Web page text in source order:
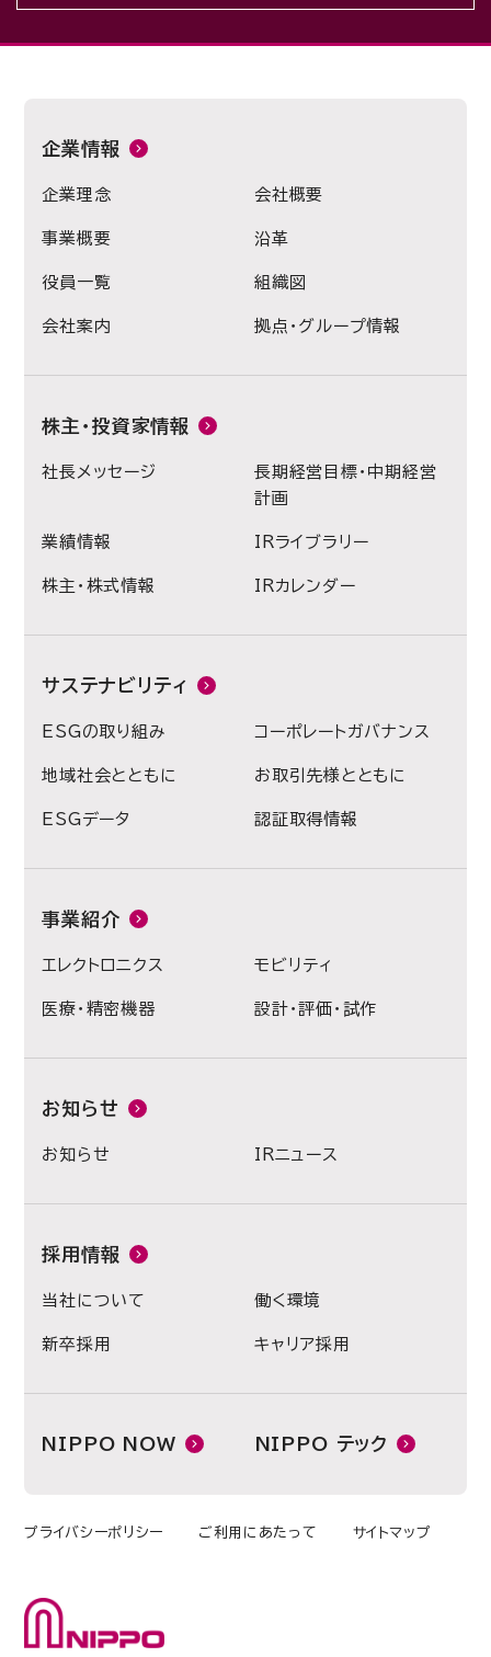
企業情報
企業理念 会社概要
事業概要 沿革
役員一覧 組織図
会社案内 拠点・グループ情報
株主・投資家情報
社長メッセージ
長期経営目標・中期経営
計画
業績情報 IRライブラリー
株主・株式情報 IRカレンダー
サステナビリティ
ESGの取り組み コーポレートガバナンス
地域社会とともに お取引先様とともに
ESGデータ 認証取得情報
事業紹介
エレクトロニクス モビリティ
医療・精密機器 設計・評価・試作
お知らせ
お知らせ IRニュース
採用情報
当社について 働く環境
新卒採用 キャリア採用
NIPPO NOW NIPPO テック
プライバシーポリシー ご利用にあたって サイトマップ